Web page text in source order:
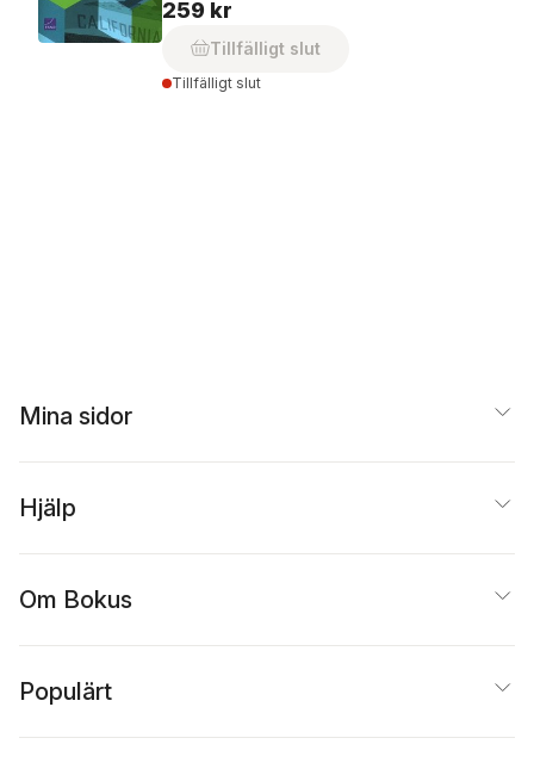
259 kr
Tillfälligt slut
Tillfälligt slut
Mina sidor
Hjälp
Om Bokus
Populärt